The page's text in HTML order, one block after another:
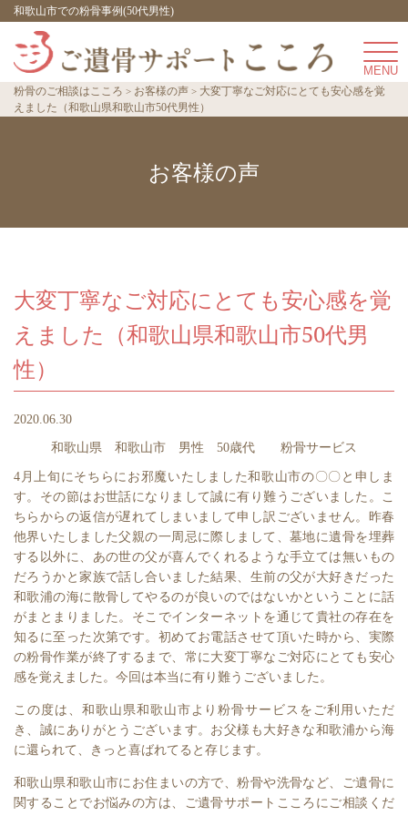
和歌山市での粉骨事例(50代男性)
粉骨のご相談はこころ お客様の声
大変丁寧なご対応にとても安心感を覚
えました（和歌山県和歌山市50代男性）
お客様の声
大変丁寧なご対応にとても安心感を覚
えました（和歌山県和歌山市50代男
性）
2020.06.30
和歌山県 和歌山市 男性 50歳代 粉骨サービス
4月上旬にそちらにお邪魔いたしました和歌山市の〇〇と申しま
す。その節はお世話になりまして誠に有り難うございました。こ
ちらからの返信が遅れてしまいまして申し訳ございません。昨春
他界いたしました父親の一周忌に際しまして、墓地に遺骨を埋葬
する以外に、あの世の父が喜んでくれるような手立ては無いもの
だろうかと家族で話し合いました結果、生前の父が大好きだった
和歌浦の海に散骨してやるのが良いのではないかということに話
がまとまりました。そこでインターネットを通じて貴社の存在を
知るに至った次第です。初めてお電話させて頂いた時から、実際
の粉骨作業が終了するまで、常に大変丁寧なご対応にとても安心
感を覚えました。今回は本当に有り難うございました。
この度は、和歌山県和歌山市より粉骨サービスをご利用いただ
き、誠にありがとうございます。お父様も大好きな和歌浦から海
に還られて、きっと喜ばれてると存じます。
和歌山県和歌山市にお住まいの方で、粉骨や洗骨など、ご遺骨に
関することでお悩みの方は、ご遺骨サポートこころにご相談くだ